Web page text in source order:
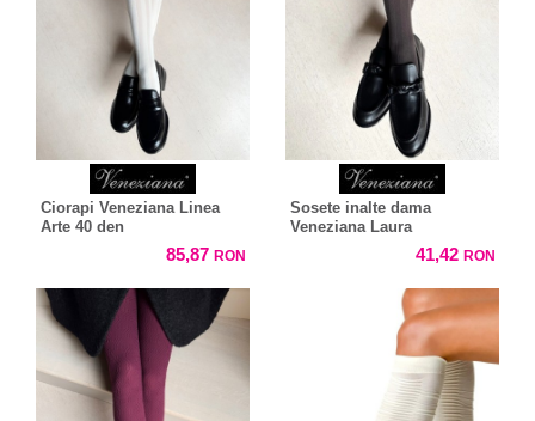
Ciorapi Veneziana Linea
Arte 40 den
85,87 RON
Sosete inalte dama
Veneziana Laura
41,42 RON